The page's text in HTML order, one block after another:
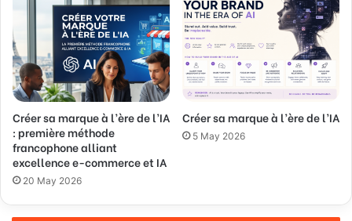
Créer sa marque à l’ère de l’IA
: première méthode
francophone alliant
excellence e-commerce et IA
20 May 2026
Créer sa marque à l’ère de l’IA
5 May 2026